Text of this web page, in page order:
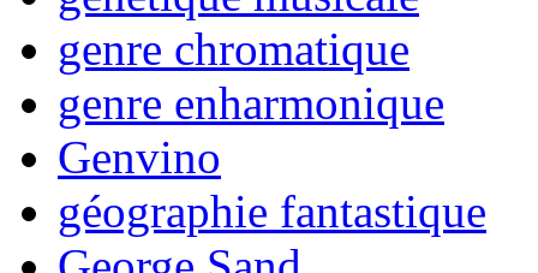
genre chromatique
genre enharmonique
Genvino
géographie fantastique